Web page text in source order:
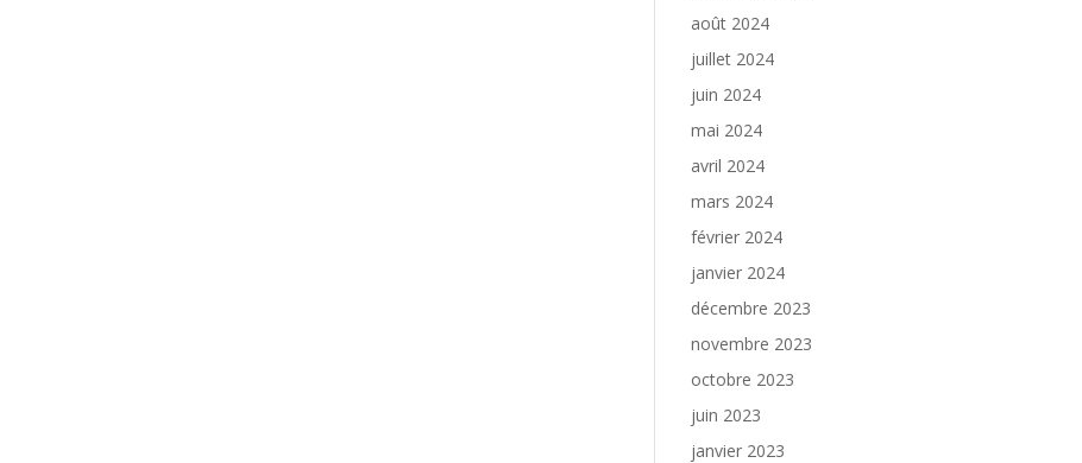
août 2024
juillet 2024
juin 2024
mai 2024
avril 2024
mars 2024
février 2024
janvier 2024
décembre 2023
novembre 2023
octobre 2023
juin 2023
janvier 2023